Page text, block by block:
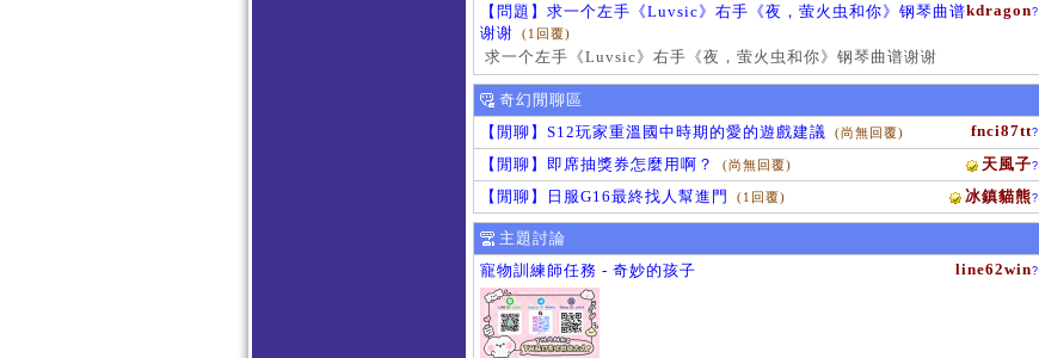
kdragon?
【問題】求一个左手《Luvsic》右手《夜，萤火虫和你》钢琴曲谱
谢谢
(1回覆)
求一个左手《Luvsic》右手《夜，萤火虫和你》钢琴曲谱谢谢
奇幻閒聊區
fnci87tt?
【閒聊】S12玩家重溫國中時期的愛的遊戲建議 (尚無回覆)
天風子?
【閒聊】即席抽獎券怎麼用啊？ (尚無回覆)
冰鎮貓熊?
【閒聊】日服G16最終找人幫進門 (1回覆)
主題討論
line62win?
寵物訓練師任務 - 奇妙的孩子